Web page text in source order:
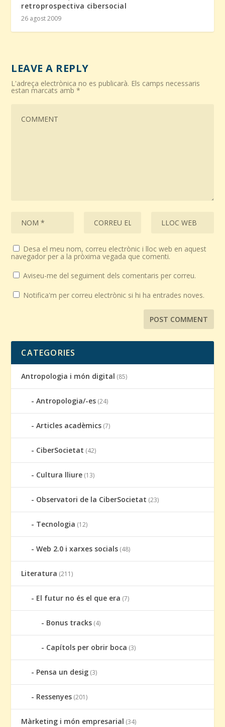
retroprospectiva cibersocial
26 agost 2009
LEAVE A REPLY
L'adreça electrònica no es publicarà. Els camps necessaris
estan marcats amb*
Desa el meu nom, correu electrònic i lloc web en aquest
navegador per a la pròxima vegada que comenti.
Aviseu-me del seguiment dels comentaris per correu.
Notifica'm per correu electrònic si hi ha entrades noves.
CATEGORIES
Antropologia i món digital (85)
Antropologia/-es (24)
Articles acadèmics (7)
CiberSocietat (42)
Cultura lliure (13)
Observatori de la CiberSocietat (23)
Tecnologia (12)
Web 2.0 i xarxes socials (48)
Literatura (211)
El futur no és el que era (7)
Bonus tracks (4)
Capítols per obrir boca (3)
Pensa un desig (3)
Ressenyes (201)
Màrketing i món empresarial (34)